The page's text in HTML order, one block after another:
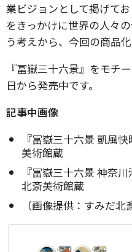
業ビジョンとして掲げて
をきっかけに世界の人々
う考えから、今回の商品化
『冨嶽三十六景』をモチ
日から発売中です。
記事中画像
『冨嶽三十六景 凱風
美術館蔵
『冨嶽三十六景 神奈
北斎美術館蔵
（画像提供：すみだ